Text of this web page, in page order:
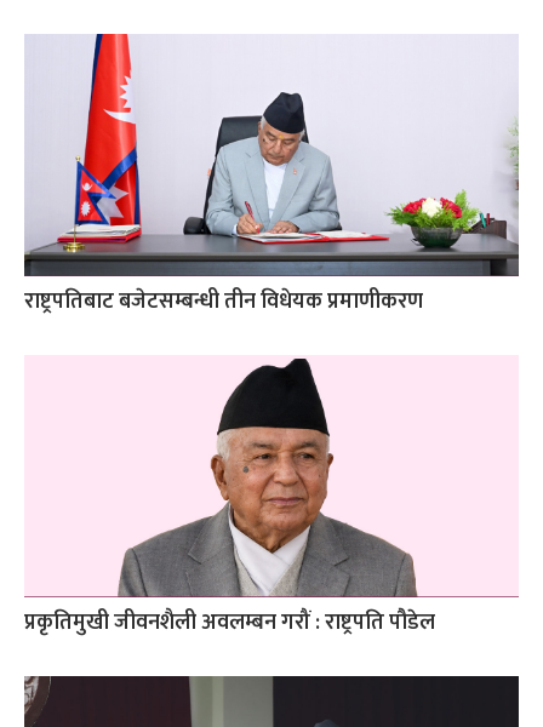
राष्ट्रपतिबाट बजेटसम्बन्धी तीन विधेयक प्रमाणीकरण
प्रकृतिमुखी जीवनशैली अवलम्बन गरौं : राष्ट्रपति पौडेल